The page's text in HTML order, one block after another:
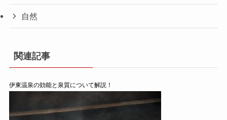
自然
関連記事
伊東温泉の効能と泉質について解説！